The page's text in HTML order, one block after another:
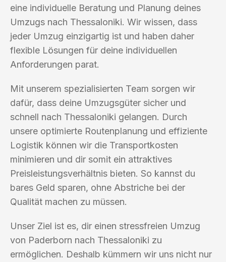
eine individuelle Beratung und Planung deines
Umzugs nach Thessaloniki. Wir wissen, dass
jeder Umzug einzigartig ist und haben daher
flexible Lösungen für deine individuellen
Anforderungen parat.
Mit unserem spezialisierten Team sorgen wir
dafür, dass deine Umzugsgüter sicher und
schnell nach Thessaloniki gelangen. Durch
unsere optimierte Routenplanung und effiziente
Logistik können wir die Transportkosten
minimieren und dir somit ein attraktives
Preisleistungsverhältnis bieten. So kannst du
bares Geld sparen, ohne Abstriche bei der
Qualität machen zu müssen.
Unser Ziel ist es, dir einen stressfreien Umzug
von Paderborn nach Thessaloniki zu
ermöglichen. Deshalb kümmern wir uns nicht nur